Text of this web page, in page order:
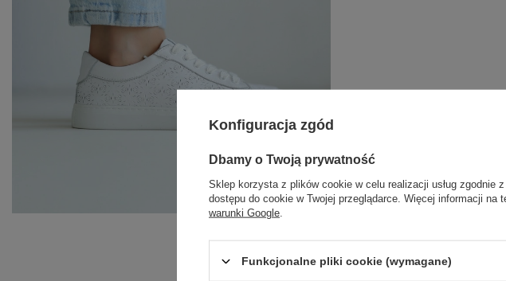
Konfiguracja zgód
Dbamy o Twoją prywatność
Sklep korzysta z plików cookie w celu realizacji usług zgodnie z
dostępu do cookie w Twojej przeglądarce. Więcej informacji
warunki Google
Funkcjonalne pliki cookie (wymagane)